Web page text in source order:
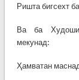
Ришта бигсехт
Ва ба
мекунад:
Ҳамватан